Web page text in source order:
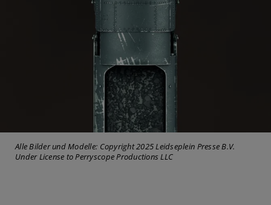
Alle Bilder und Modelle: Copyright 2025 Leidseplein Presse B.V.
Under License to Perryscope Productions LLC